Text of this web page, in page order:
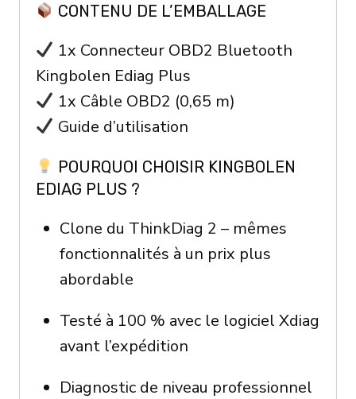
CONTENU DE L’EMBALLAGE
1x Connecteur OBD2 Bluetooth
Kingbolen Ediag Plus
1x Câble OBD2 (0,65 m)
Guide d’utilisation
POURQUOI CHOISIR KINGBOLEN
EDIAG PLUS ?
Clone du ThinkDiag 2 – mêmes
fonctionnalités à un prix plus
abordable
Testé à 100 % avec le logiciel Xdiag
avant l’expédition
Diagnostic de niveau professionnel